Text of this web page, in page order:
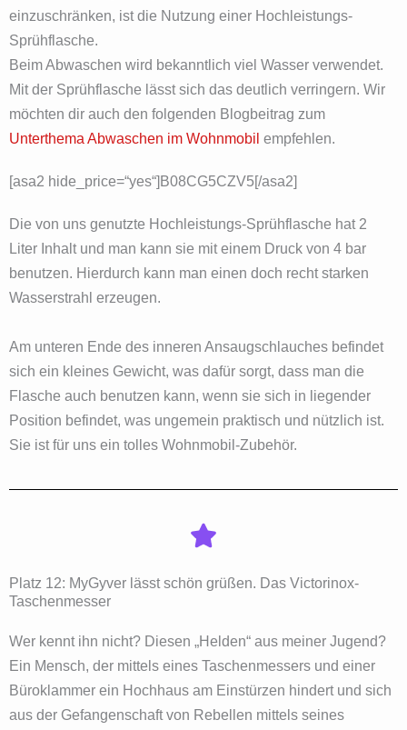
einzuschränken, ist die Nutzung einer Hochleistungs-
Sprühflasche.
Beim Abwaschen wird bekanntlich viel Wasser verwendet.
Mit der Sprühflasche lässt sich das deutlich verringern. Wir
möchten dir auch den folgenden Blogbeitrag zum
Unterthema Abwaschen im Wohnmobil empfehlen.
[asa2 hide_price=“yes“]‎B08CG5CZV5[/asa2]
Die von uns genutzte Hochleistungs-Sprühflasche hat 2
Liter Inhalt und man kann sie mit einem Druck von 4 bar
benutzen. Hierdurch kann man einen doch recht starken
Wasserstrahl erzeugen.
Am unteren Ende des inneren Ansaugschlauches befindet
sich ein kleines Gewicht, was dafür sorgt, dass man die
Flasche auch benutzen kann, wenn sie sich in liegender
Position befindet, was ungemein praktisch und nützlich ist.
Sie ist für uns ein tolles Wohnmobil-Zubehör.
Platz 12: MyGyver lässt schön grüßen. Das Victorinox-
Taschenmesser
Wer kennt ihn nicht? Diesen „Helden“ aus meiner Jugend?
Ein Mensch, der mittels eines Taschenmessers und einer
Büroklammer ein Hochhaus am Einstürzen hindert und sich
aus der Gefangenschaft von Rebellen mittels seines